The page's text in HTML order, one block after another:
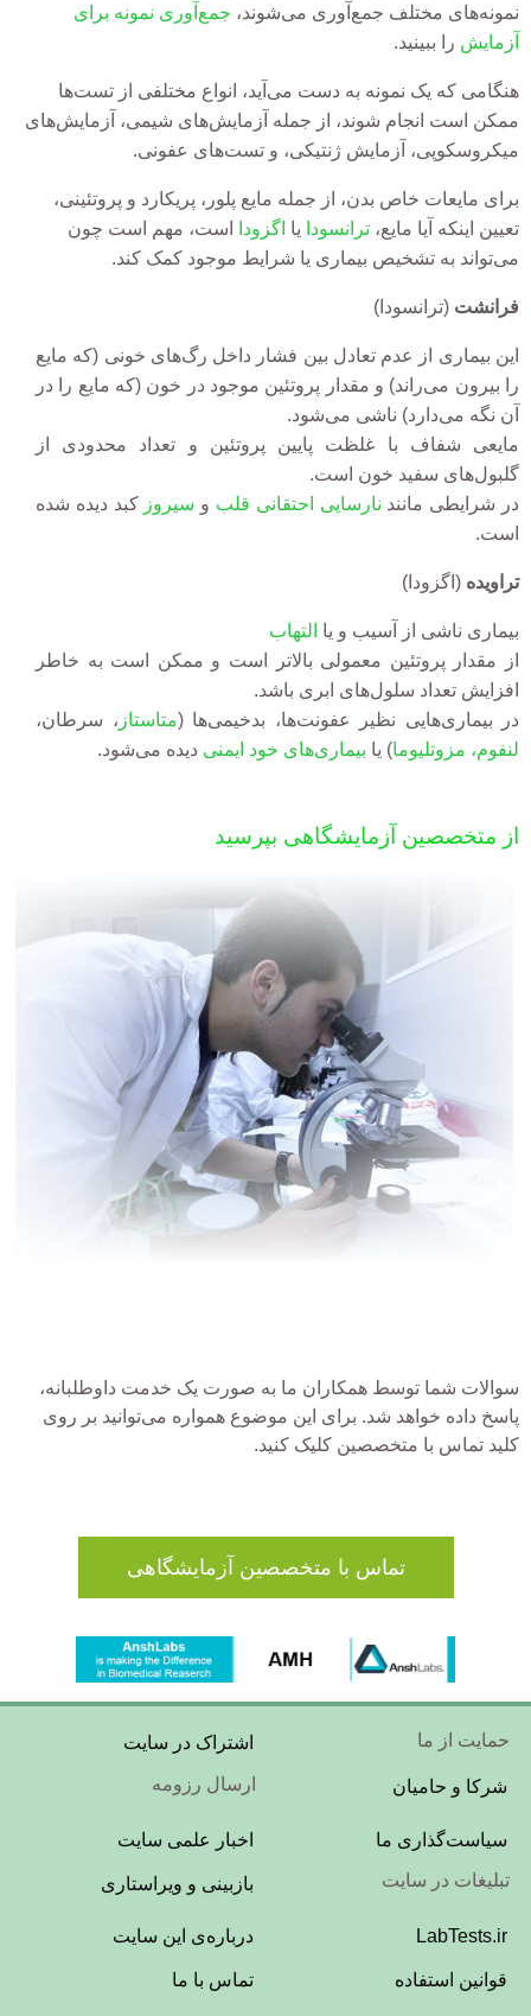
نمونه‌های مختلف جمع‌آوری می‌شوند، جمع‌آوری نمونه برای
آزمایش را ببینید.
هنگامی که یک نمونه به دست می‌آید، انواع مختلفی از تست‌ها
ممکن است انجام شوند، از جمله آزمایش‌های شیمی، آزمایش‌های
میکروسکوپی، آزمایش ژنتیکی، و تست‌های عفونی.
برای مایعات خاص بدن، از جمله مایع پلور، پریکارد و پروتئینی،
تعیین اینکه آیا مایع، ترانسودا یا اگزودا
است، مهم است چون
می‌تواند به تشخیص بیماری یا شرایط موجود کمک کند.
فرانشت (ترانسودا)
این بیماری از عدم تعادل بین فشار داخل رگ‌های خونی (که مایع
را بیرون می‌راند) و مقدار پروتئین موجود در خون (که مایع را در
آن نگه می‌دارد) ناشی می‌شود.
مایعی شفاف با غلظت پایین پروتئین و تعداد محدودی از
گلبول‌های سفید خون است.
در شرایطی مانند نارسایی احتقانی قلب و سیروز کبد دیده ‌شده
است.
تراویده (اگزودا)
بیماری ناشی از آسیب و یا التهاب
از مقدار پروتئین معمولی بالاتر است و ممکن است به خاطر
افزایش تعداد سلول‌های ابری باشد.
در بیماری‌هایی نظیر عفونت‌ها، بدخیمی‌ها (متاستاز ، سرطان،
لنفوم، مزوتلیوما) یا بیماری‌های خود ایمنی دیده می‌شود.
از متخصصین آزمایشگاهی بپرسید
سوالات شما توسط همکاران ما به صورت یک خدمت داوطلبانه،
پاسخ داده خواهد شد. برای این موضوع همواره می‌توانید بر روی
کلید تماس با متخصصین کلیک کنید.
تماس با متخصصین آزمایشگاهی
Footer
اشتراک در سایت حمایت از ما
ارسال رزومه شرکا و حامیان
Footer
Menu
اخبار علمی سایت سیاست‌گذاری ما
بازبینی و ویراستاری تبلیغات در سایت
Footer
درباره‌ی این سایت LabTests.ir
تماس با ما قوانین استفاده